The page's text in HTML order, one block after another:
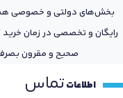
بخش‌های دولتی و خصوصی
رایگان و تخصصی در زمان
صحیح و مقرون
اطلاعاتتماس